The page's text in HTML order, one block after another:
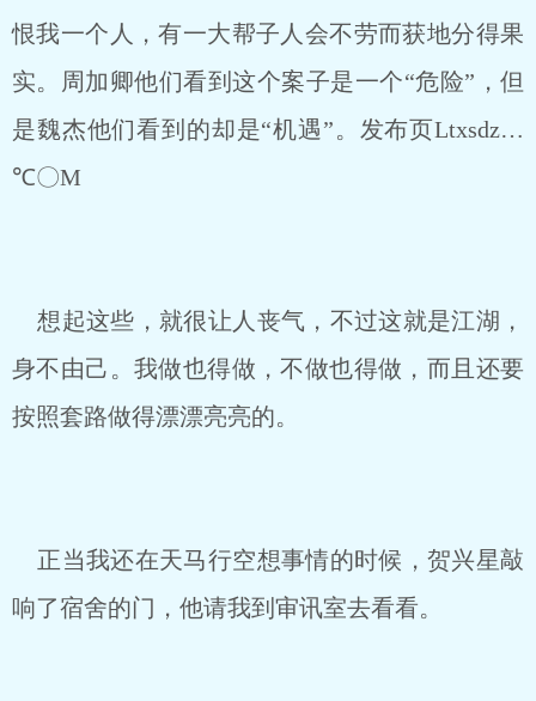
恨我一个人，有一大帮子人会不劳而获地分得果
实。周加卿他们看到这个案子是一个“危险”，但
是魏杰他们看到的却是“机遇”。发布页Ltxsdz…
℃〇M
想起这些，就很让人丧气，不过这就是江湖，
身不由己。我做也得做，不做也得做，而且还要
按照套路做得漂漂亮亮的。
正当我还在天马行空想事情的时候，贺兴星敲
响了宿舍的门，他请我到审讯室去看看。